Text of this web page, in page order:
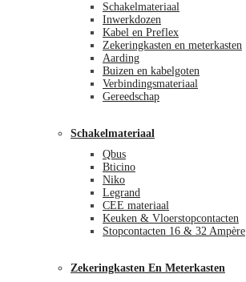
Schakelmateriaal
Inwerkdozen
Kabel en Preflex
Zekeringkasten en meterkasten
Aarding
Buizen en kabelgoten
Verbindingsmateriaal
Gereedschap
Schakelmateriaal
Qbus
Bticino
Niko
Legrand
CEE materiaal
Keuken & Vloerstopcontacten
Stopcontacten 16 & 32 Ampère
Zekeringkasten En Meterkasten